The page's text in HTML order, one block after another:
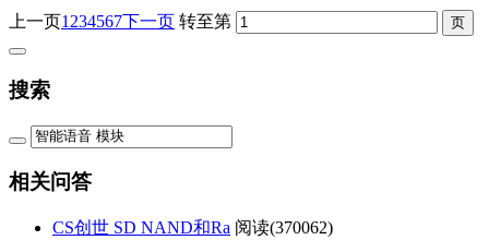
上一页1 234567下一页 转至第
搜索
相关问答
CS创世 SD NAND和Ra 阅读(370062)